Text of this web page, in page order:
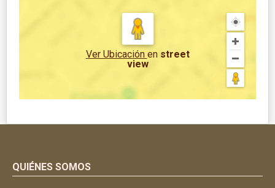
Ver Ubicación en street
view
QUIÉNES SOMOS